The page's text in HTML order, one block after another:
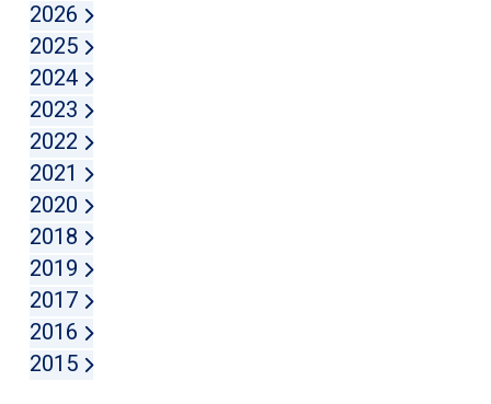
2026
2025
2024
2023
2022
2021
2020
2018
2019
2017
2016
2015